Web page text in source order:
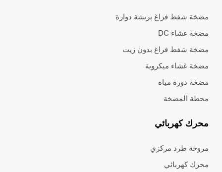
مضخة شفط فراغ بريشة دوارة
مضخة غشاء DC
مضخة شفط فراغ بدون زيت
مضخة غشاء ميكروية
مضخة دورة مياه
محطة المضخة
محرك كهربائي
مروحة طرد مركزي
محرك كهربائي